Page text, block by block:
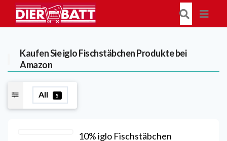
Kaufen Sie iglo Fischstäbchen Produkte bei
Amazon
All 5
10% iglo Fischstäbchen